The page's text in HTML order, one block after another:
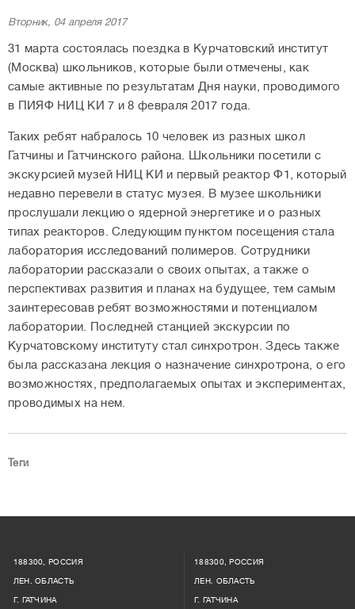
Вторник, 04 апреля 2017
31 марта состоялась поездка в Курчатовский институт
(Москва) школьников, которые были отмечены, как
самые активные по результатам Дня науки, проводимого
в ПИЯФ НИЦ КИ 7 и 8 февраля 2017 года.
Таких ребят набралось 10 человек из разных школ
Гатчины и Гатчинского района. Школьники посетили с
экскурсией музей НИЦ КИ и первый реактор Ф1, который
недавно перевели в статус музея. В музее школьники
прослушали лекцию о ядерной энергетике и о разных
типах реакторов. Следующим пунктом посещения стала
лаборатория исследований полимеров. Сотрудники
лаборатории рассказали о своих опытах, а также о
перспективах развития и планах на будущее, тем самым
заинтересовав ребят возможностями и потенциалом
лаборатории. Последней станцией экскурсии по
Курчатовскому институту стал синхротрон. Здесь также
была рассказана лекция о назначение синхротрона, о его
возможностях, предполагаемых опытах и экспериментах,
проводимых на нем.
Теги
188300, РОССИЯ
ЛЕН. ОБЛАСТЬ
Г. ГАТЧИНА
188300, РОССИЯ
ЛЕН. ОБЛАСТЬ
Г. ГАТЧИНА